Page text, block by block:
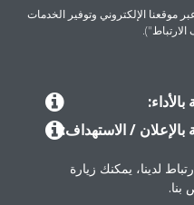
موقعنا الإلكتروني وتوفير الخدمات
/ الاستهداف:
لدينا، يمكنك زيارة
بنا.